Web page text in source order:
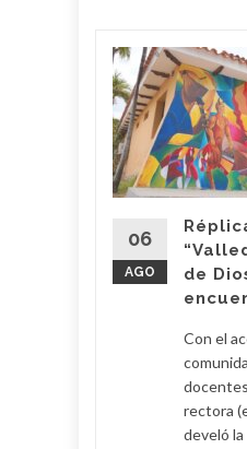
06
AGO
de
Con el
rectora
develó